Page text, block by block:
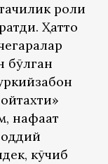
роли
Ҳатто
бўлган
нафақат
кўчиб